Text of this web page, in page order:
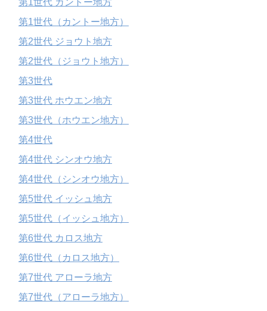
第1世代 カントー地方
第1世代（カントー地方）
第2世代 ジョウト地方
第2世代（ジョウト地方）
第3世代
第3世代 ホウエン地方
第3世代（ホウエン地方）
第4世代
第4世代 シンオウ地方
第4世代（シンオウ地方）
第5世代 イッシュ地方
第5世代（イッシュ地方）
第6世代 カロス地方
第6世代（カロス地方）
第7世代 アローラ地方
第7世代（アローラ地方）